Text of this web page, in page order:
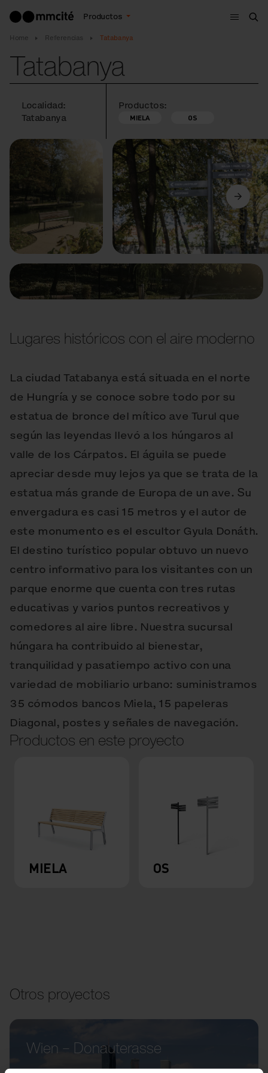
Productos
Menú
Home Referencias Tatabanya
Tatabanya
Localidad:
Tatabanya
Productos:
MIELA OS
Anterior Siguiente
Lugares históricos con el aire moderno
La ciudad Tatabanya está situada en el norte
de Hungría y se conoce sobre todo por su
estatua de bronce del mítico ave Turul que
según las leyendas llevó a los húngaros al
valle de los Cárpatos. El águila se puede
apreciar desde muy lejos ya que se trata de la
estatua más grande de Europa de un ave. Su
envergadura es casi 15 metros y el autor de
este monumento es el escultor Gyula Donáth.
El destino turístico popular obtuvo un nuevo
centro informativo para los visitantes con un
parque enorme que cuenta con tres rutas
educativas y varios puntos recreativos y
comedores al aire libre. Nuestra sucursal
húngara ha contribuido al bienestar,
tranquilidad y pasatiempo activo con una
variedad de mobiliario urbano: suministramos
35 cómodos bancos Miela, 15 papeleras
Diagonal, postes y señales de navegación.
Productos en este proyecto
MIELA OS
Otros proyectos
Wien – Donauterasse